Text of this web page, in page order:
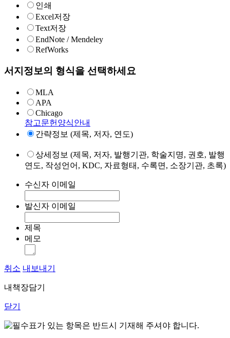
인쇄
Excel저장
Text저장
EndNote / Mendeley
RefWorks
서지정보의 형식을 선택하세요
MLA
APA
Chicago
참고문헌양식안내
간략정보 (제목, 저자, 연도)
상세정보 (제목, 저자, 발행기관, 학술지명, 권호, 발행
연도, 작성언어, KDC, 자료형태, 수록면, 소장기관, 초록)
수신자 이메일
발신자 이메일
제목
메모
취소 내보내기
내책장담기
닫기
표가 있는 항목은 반드시 기재해 주셔야 합니다.